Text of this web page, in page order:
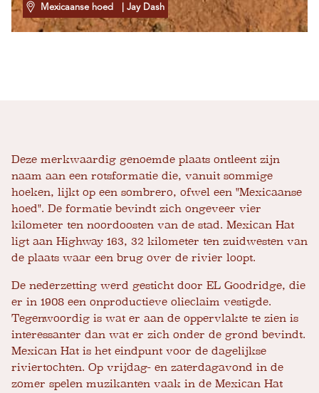
Mexicaanse hoed | Jay Dash
Deze merkwaardig genoemde plaats ontleent zijn
naam aan een rotsformatie die, vanuit sommige
hoeken, lijkt op een sombrero, ofwel een "Mexicaanse
hoed". De formatie bevindt zich ongeveer vier
kilometer ten noordoosten van de stad. Mexican Hat
ligt aan Highway 163, 32 kilometer ten zuidwesten van
de plaats waar een brug over de rivier loopt.
De nederzetting werd gesticht door EL Goodridge, die
er in 1908 een onproductieve olieclaim vestigde.
Tegenwoordig is wat er aan de oppervlakte te zien is
interessanter dan wat er zich onder de grond bevindt.
Mexican Hat is het eindpunt voor de dagelijkse
riviertochten. Op vrijdag- en zaterdagavond in de
zomer spelen muzikanten vaak in de Mexican Hat